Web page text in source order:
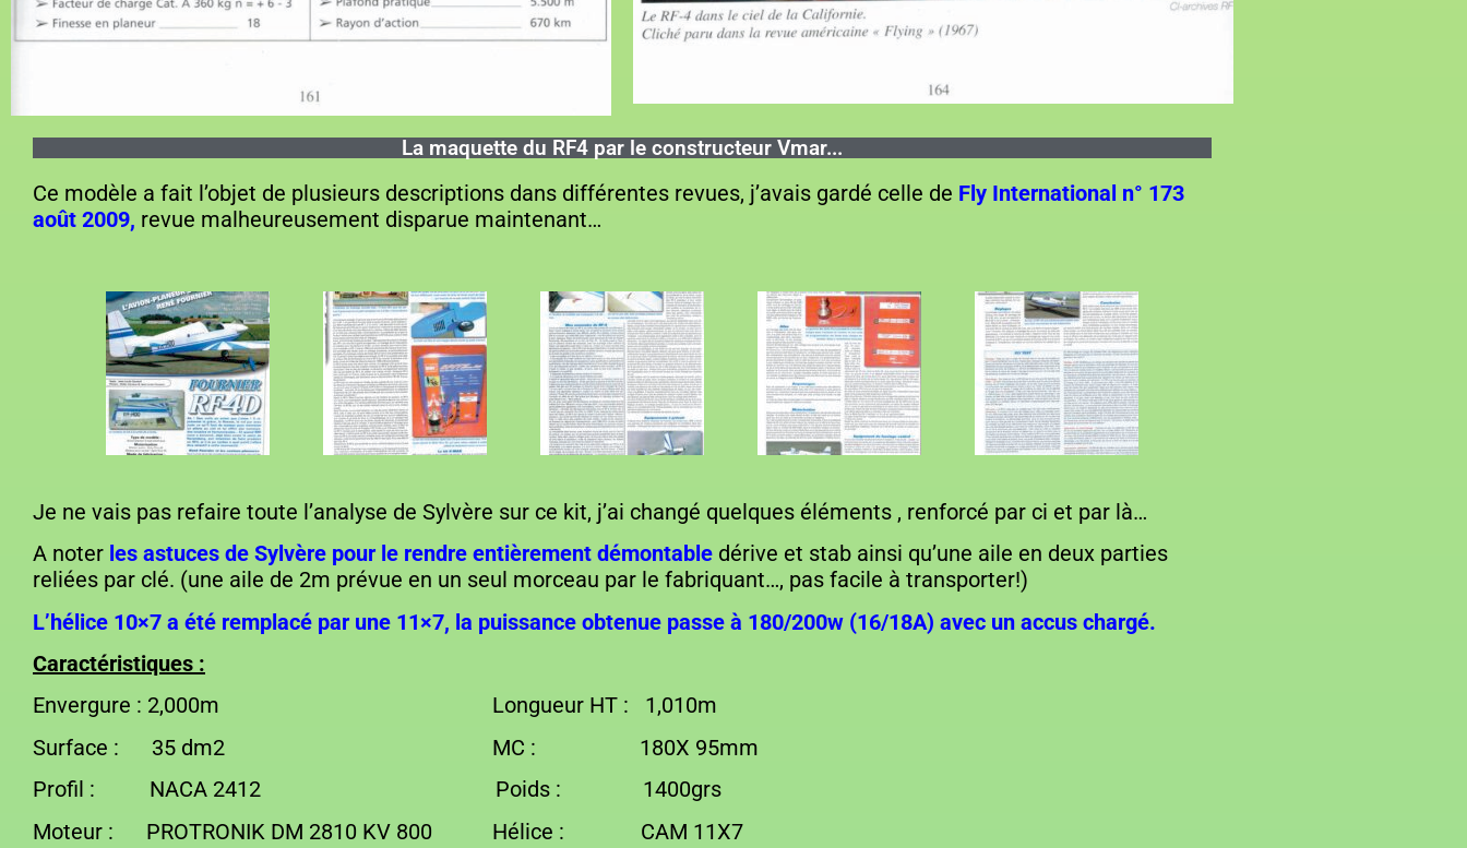
La maquette du RF4 par le constructeur Vmar...
Ce modèle a fait l’objet de plusieurs descriptions dans différentes revues, j’avais gardé celle de Fly International n° 173
août 2009, revue malheureusement disparue maintenant…
Je ne vais pas refaire toute l’analyse de Sylvère sur ce kit, j’ai changé quelques éléments , renforcé par ci et par là…
A noter les astuces de Sylvère pour le rendre entièrement démontable dérive et stab ainsi qu’une aile en deux parties
reliées par clé. (une aile de 2m prévue en un seul morceau par le fabriquant…, pas facile à transporter!)
L’hélice 10×7 a été remplacé par une 11×7, la puissance obtenue passe à 180/200w (16/18A) avec un accus chargé.
Caractéristiques :
Envergure : 2,000m Longueur HT : 1,010m
Surface : 35 dm2 MC : 180X 95mm
Profil : NACA 2412 Poids : 1400grs
Moteur : PROTRONIK DM 2810 KV 800 Hélice : CAM 11X7